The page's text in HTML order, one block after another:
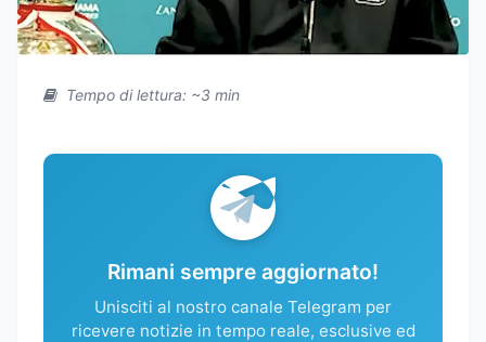
Tempo di lettura: ~3 min
Rimani sempre aggiornato!
Unisciti al nostro canale Telegram per
ricevere notizie in tempo reale, esclusive ed